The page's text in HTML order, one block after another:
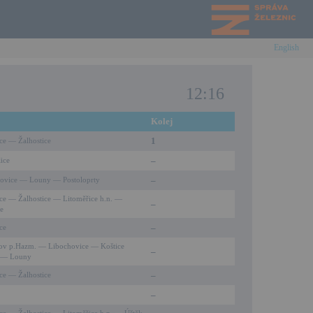
English
12:16
Kolej
— Žalhostice
1
–
— Louny — Postoloprty –
— Žalhostice — Litoměřice h.n. —
–
–
p.Hazm. — Libochovice — Koštice
— Louny
–
— Žalhostice
–
–